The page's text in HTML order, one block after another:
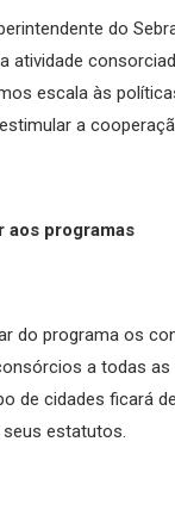
do
atividade
escala às
a
aos programas
do programa os
a todas
de cidades ficará
estatutos.